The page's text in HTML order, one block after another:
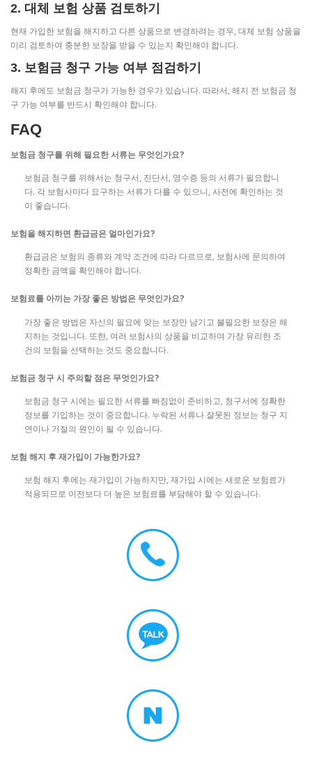
2. 대체 보험 상품 검토하기
현재 가입한 보험을 해지하고 다른 상품으로 변경하려는 경우, 대체 보험 상품을
미리 검토하여 충분한 보장을 받을 수 있는지 확인해야 합니다.
3. 보험금 청구 가능 여부 점검하기
해지 후에도 보험금 청구가 가능한 경우가 있습니다. 따라서, 해지 전 보험금 청
구 가능 여부를 반드시 확인해야 합니다.
FAQ
보험금 청구를 위해 필요한 서류는 무엇인가요?
보험금 청구를 위해서는 청구서, 진단서, 영수증 등의 서류가 필요합니
다. 각 보험사마다 요구하는 서류가 다를 수 있으니, 사전에 확인하는 것
이 좋습니다.
보험을 해지하면 환급금은 얼마인가요?
환급금은 보험의 종류와 계약 조건에 따라 다르므로, 보험사에 문의하여
정확한 금액을 확인해야 합니다.
보험료를 아끼는 가장 좋은 방법은 무엇인가요?
가장 좋은 방법은 자신의 필요에 맞는 보장만 남기고 불필요한 보장은 해
지하는 것입니다. 또한, 여러 보험사의 상품을 비교하여 가장 유리한 조
건의 보험을 선택하는 것도 중요합니다.
보험금 청구 시 주의할 점은 무엇인가요?
보험금 청구 시에는 필요한 서류를 빠짐없이 준비하고, 청구서에 정확한
정보를 기입하는 것이 중요합니다. 누락된 서류나 잘못된 정보는 청구 지
연이나 거절의 원인이 될 수 있습니다.
보험 해지 후 재가입이 가능한가요?
보험 해지 후에는 재가입이 가능하지만, 재가입 시에는 새로운 보험료가
적용되므로 이전보다 더 높은 보험료를 부담해야 할 수 있습니다.